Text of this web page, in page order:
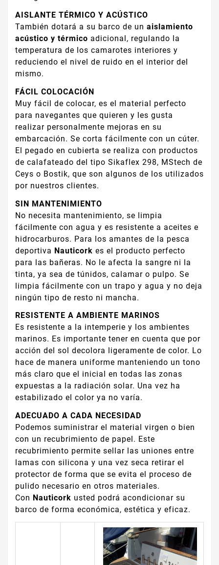
AISLANTE TÉRMICO Y ACÚSTICO
También dotará a su barco de un aislamiento
acústico y térmico adicional, regulando la
temperatura de los camarotes interiores y
reduciendo el nivel de ruido en el interior del
mismo.
FÁCIL COLOCACIÓN
Muy fácil de colocar, es el material perfecto
para navegantes que quieren y les gusta
realizar personalmente mejoras en su
embarcación. Se corta fácilmente con un cúter.
El pegado en cubierta se realiza con productos
de calafateado del tipo Sikaflex 298, MStech de
Ceys o Bostik, que son algunos de los utilizados
por nuestros clientes.
SIN MANTENIMIENTO
No necesita mantenimiento, se limpia
fácilmente con agua y es resistente a aceites e
hidrocarburos. Para los amantes de la pesca
deportiva Nauticork es el producto perfecto
para las bañeras. No le afecta la sangre ni la
tinta, ya sea de túnidos, calamar o pulpo. Se
limpia fácilmente con un trapo y agua y no deja
ningún tipo de resto ni mancha.
RESISTENTE A AMBIENTE MARINOS
Es resistente a la intemperie y los ambientes
marinos. Es importante tener en cuenta que por
acción del sol decolora ligeramente de color. Lo
hace de manera uniforme manteniendo un tono
más claro que el inicial en todas las zonas
expuestas a la radiación solar. Una vez ha
estabilizado el color ya no varía.
ADECUADO A CADA NECESIDAD
Podemos suministrar el material virgen o bien
con un recubrimiento de papel. Este
recubrimiento permite sellar las uniones entre
lamas con silicona y una vez seca retirar el
protector de forma que se evita el proceso de
pulido necesario en otros materiales.
Con Nauticork usted podrá acondicionar su
barco de forma económica, estética y eficaz.